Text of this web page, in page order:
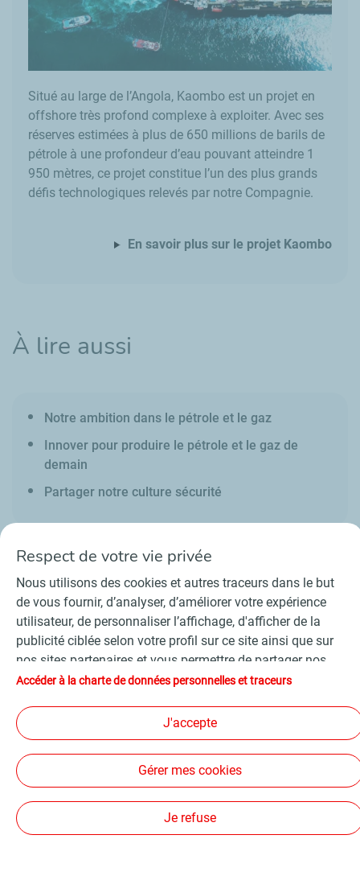
Situé au large de l’Angola, Kaombo est un projet en
offshore très profond complexe à exploiter. Avec ses
réserves estimées à plus de 650 millions de barils de
pétrole à une profondeur d’eau pouvant atteindre 1
950 mètres, ce projet constitue l’un des plus grands
défis technologiques relevés par notre Compagnie.
En savoir plus sur le projet Kaombo
À lire aussi
Notre ambition dans le pétrole et le gaz
Innover pour produire le pétrole et le gaz de
demain
Partager notre culture sécurité
Contact Fournisseurs
Espace presse
Conditions Générales d’Utilisation
Charte de données personnelles et cookies
Accessibilité : partiellement conforme
Plan du site
©2026 TotalEnergies
Suivez-nous
Respect de votre vie privée
Nous utilisons des cookies et autres traceurs dans le but
de vous fournir, d’analyser, d’améliorer votre expérience
utilisateur, de personnaliser l’affichage, d'afficher de la
publicité ciblée selon votre profil sur ce site ainsi que sur
nos sites partenaires et vous permettre de partager nos
contenus sur les réseaux sociaux. Conformément à la
d'audience sont déposés par défaut. Vous pouvez à tout
moment modifier vos paramètres de cookies en cliquant
sur le bouton « Gérer mes cookies ». En cliquant sur le
bouton « J’accepte », vous acceptez le dépôt de
Je refuse », seuls les cookies techniques nécessaires au
bon fonctionnement du site seront utilisés. Pour plus
Accéder à la charte de données personnelles et traceurs
J'accepte
Gérer mes cookies
Je refuse